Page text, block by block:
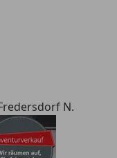
N.